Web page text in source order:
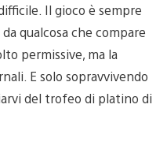
Il gioco è sempre
qualcosa che compare
permissive, ma la
E solo sopravvivendo
del trofeo di platino di